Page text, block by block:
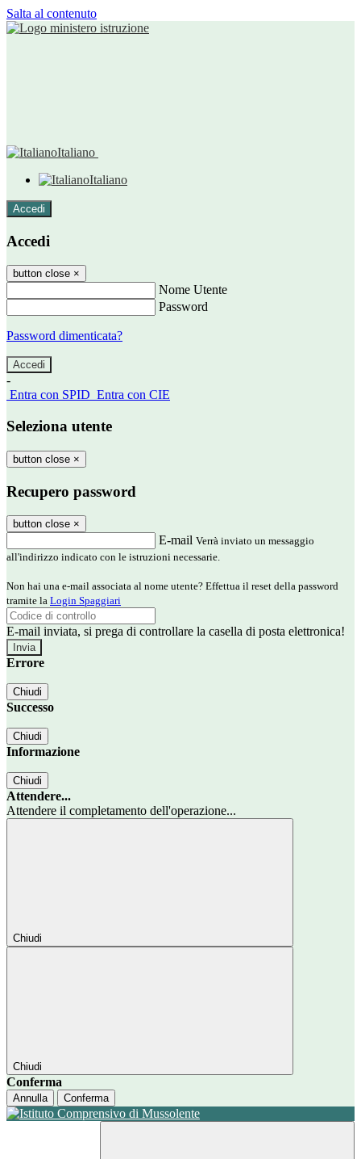
Salta al contenuto
Italiano
Italiano
Accedi
Accedi
button close ×
Nome Utente
Password
Password dimenticata?
-
Entra con SPID Entra con CIE
Seleziona utente
button close ×
Recupero password
button close ×
E-mail Verrà inviato un messaggio
all'indirizzo indicato con le istruzioni necessarie.
Non hai una e-mail associata al nome utente? Effettua il reset della password
tramite la Login Spaggiari
E-mail inviata, si prega di controllare la casella di posta elettronica!
Errore
Chiudi
Successo
Chiudi
Informazione
Chiudi
Attendere...
Attendere il completamento dell'operazione...
Chiudi
Chiudi
Conferma
Annulla Conferma